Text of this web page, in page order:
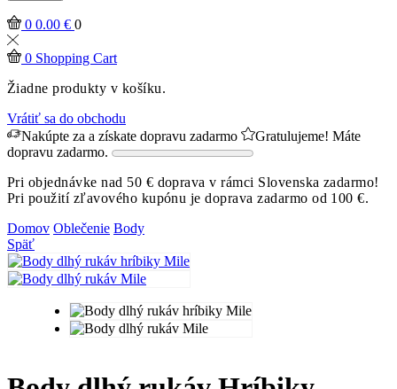
0 0.00 € 0
0 Shopping Cart
Žiadne produkty v košíku.
Vrátiť sa do obchodu
Nakúpte za a získate dopravu zadarmo
Gratulujeme! Máte
dopravu zadarmo.
Pri objednávke nad 50 € doprava v rámci Slovenska zadarmo!
Pri použití zľavového kupónu je doprava zadarmo od 100 €.
Domov Oblečenie Body
Späť